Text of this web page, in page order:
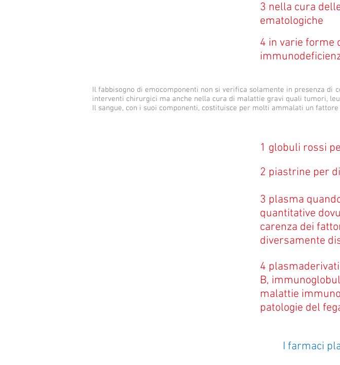
3 nella cura
ematologiche
4 in varie forme
Il fabbisogno di emocomponenti non si verifica solamente in presenza
interventi chirurgici ma anche nella cura di malattie gravi quali tumori,
Il sangue, con i suoi componenti, costituisce per molti ammalati un
1 globuli rossi
2 piastrine per
3 plasma
quantitative
carenza dei
diversamente
4 plasmaderivati
B,
malattie
patologie del
I farmaci